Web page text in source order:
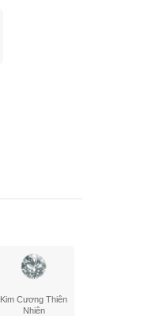
Kim Cương Thiên
Nhiên